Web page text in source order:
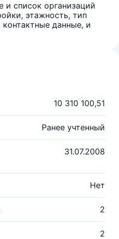
список организаций
этажность, тип
данные, и
10 310 100,51
Ранее учтенный
31.07.2008
Нет
2
2